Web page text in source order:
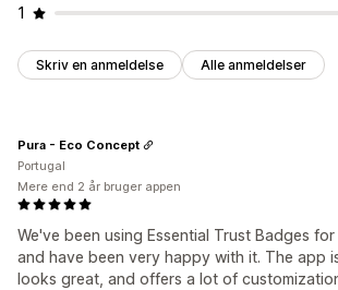
1
Skriv en anmeldelse Alle anmeldelser
We've been using Essential Trust Badges
and have been very happy with it. The app
looks great, and offers a lot of
Pura - Eco Concept
Portugal
Mere end 2 år bruger appen